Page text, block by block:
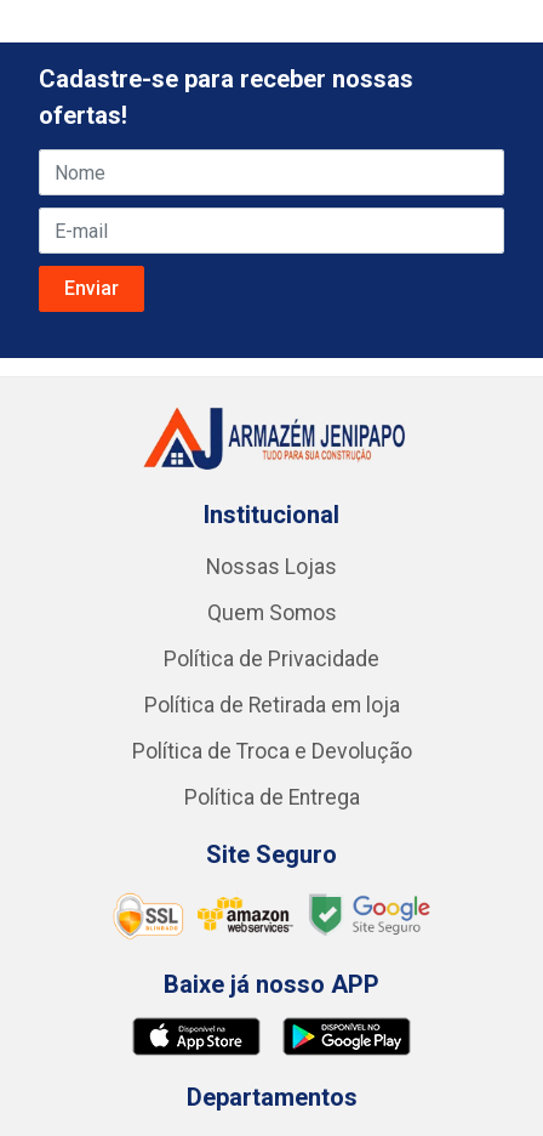
Cadastre-se para receber nossas
ofertas!
Institucional
Nossas Lojas
Quem Somos
Política de Privacidade
Política de Retirada em loja
Política de Troca e Devolução
Política de Entrega
Site Seguro
Baixe já nosso APP
Departamentos